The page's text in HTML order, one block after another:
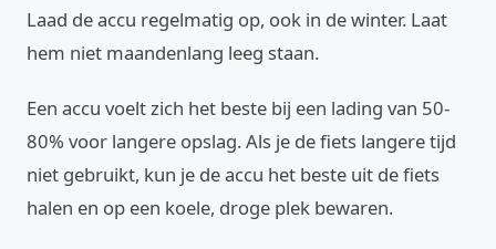
Laad de accu regelmatig op, ook in de winter. Laat
hem niet maandenlang leeg staan.
Een accu voelt zich het beste bij een lading van 50-
80% voor langere opslag. Als je de fiets langere tijd
niet gebruikt, kun je de accu het beste uit de fiets
halen en op een koele, droge plek bewaren.